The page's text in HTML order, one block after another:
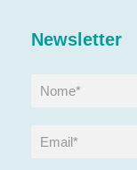
Newsletter